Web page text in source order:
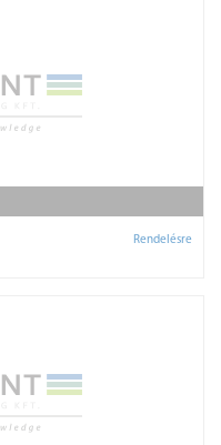
Rendelésre